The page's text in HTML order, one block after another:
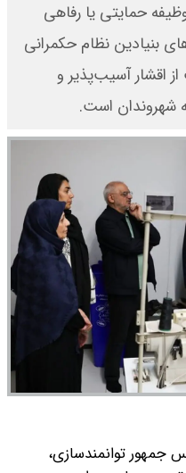
حمایتی یا رفاهی
بنیادین نظام حکمرانی
اقشار آسیب‌پذیر و
شهروندان است.
جمهور توانمندسازی،